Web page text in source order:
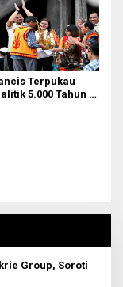
Terpukau
5.000 Tahun di
Group, Soroti